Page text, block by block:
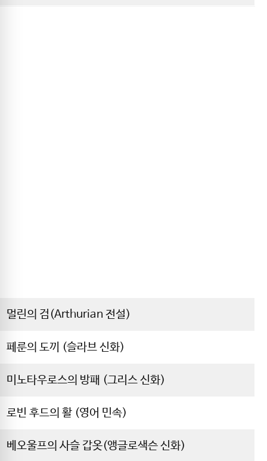
멀린의 검(Arthurian 전설)
페룬의 도끼 (슬라브 신화)
미노타우로스의 방패 (그리스 신화)
로빈 후드의 활 (영어 민속)
베오울프의 사슬 갑옷(앵글로색슨 신화)